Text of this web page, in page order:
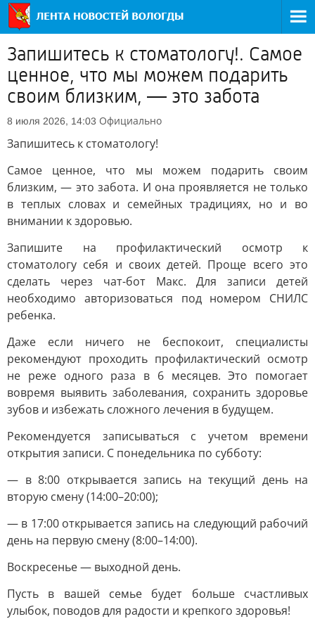
Запишитесь к стоматологу!. Самое
ценное, что мы можем подарить
своим близким, — это забота
8 июля 2026, 14:03 Официально
Запишитесь к стоматологу!
Самое ценное, что мы можем подарить своим
близким, — это забота. И она проявляется не только
в теплых словах и семейных традициях, но и во
внимании к здоровью.
Запишите на профилактический осмотр к
стоматологу себя и своих детей. Проще всего это
сделать через чат-бот Макс. Для записи детей
необходимо авторизоваться под номером СНИЛС
ребенка.
Даже если ничего не беспокоит, специалисты
рекомендуют проходить профилактический осмотр
не реже одного раза в 6 месяцев. Это помогает
вовремя выявить заболевания, сохранить здоровье
зубов и избежать сложного лечения в будущем.
Рекомендуется записываться с учетом времени
открытия записи. С понедельника по субботу:
— в 8:00 открывается запись на текущий день на
вторую смену (14:00–20:00);
— в 17:00 открывается запись на следующий рабочий
день на первую смену (8:00–14:00).
Воскресенье — выходной день.
Пусть в вашей семье будет больше счастливых
улыбок, поводов для радости и крепкого здоровья!